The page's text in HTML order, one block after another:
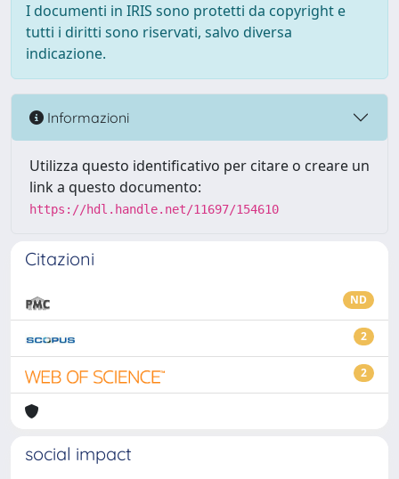
I documenti in IRIS sono protetti da copyright e
tutti i diritti sono riservati, salvo diversa
indicazione.
Informazioni
Utilizza questo identificativo per citare o creare un
link a questo documento:
https://hdl.handle.net/11697/154610
Citazioni
ND
2
2
social impact